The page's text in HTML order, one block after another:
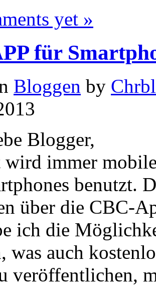
yet »
für
Bloggen by
Blogger,
wird immer
benutzt.
über die CBC-
ich die
was auch
veröffentlichen,